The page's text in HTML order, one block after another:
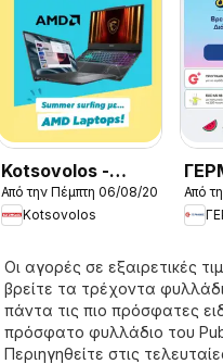
Kotsovolos -
Προσφορές
Από την Πέμπτη 06/08/2026
Kotsovolos
Από
Οι αγορές σε εξαιρετικές
βρείτε τα τρέχοντα
πάντα τις πιο πρόσφατες
πρόσφατο φυλλάδιο του
Περιηγηθείτε στις